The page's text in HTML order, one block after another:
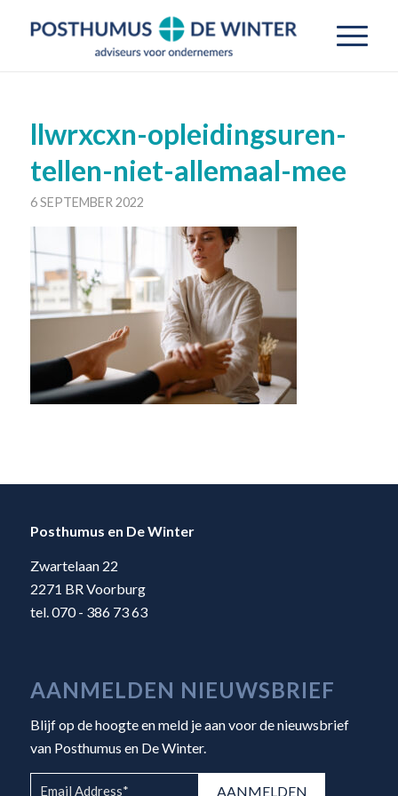
llwrxcxn-opleidingsuren-
tellen-niet-allemaal-mee
6 SEPTEMBER 2022
Posthumus en De Winter
Zwartelaan 22
2271 BR Voorburg
tel. 070 - 386 73 63
AANMELDEN NIEUWSBRIEF
Blijf op de hoogte en meld je aan voor de nieuwsbrief
van Posthumus en De Winter.